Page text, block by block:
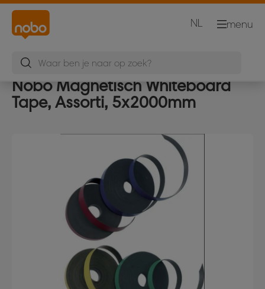
menu
NL
Nobo Magnetisch Whiteboard
Tape, Assorti, 5x2000mm